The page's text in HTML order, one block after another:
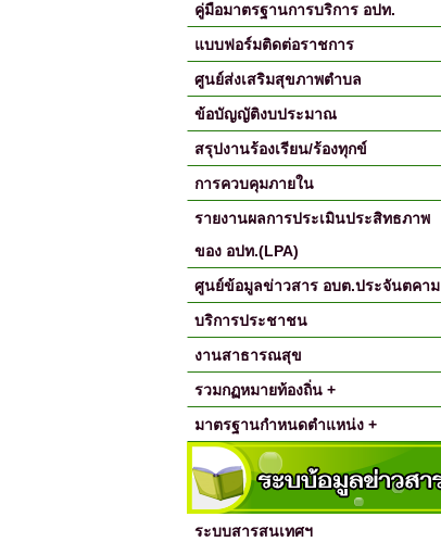
คู่มือมาตรฐานการบริการ อปท.
แบบฟอร์มติดต่อราชการ
ศูนย์ส่งเสริมสุขภาพตำบล
ข้อบัญญัติงบประมาณ
สรุปงานร้องเรียน/ร้องทุกข์
การควบคุมภายใน
รายงานผลการประเมินประสิทธภาพ
ของ อปท.(LPA)
ศูนย์ข้อมูลข่าวสาร อบต.ประจันตคาม
บริการประชาชน
งานสาธารณสุข
รวมกฏหมายท้องถิ่น +
มาตรฐานกำหนดตำแหน่ง +
ระบบสารสนเทศฯ